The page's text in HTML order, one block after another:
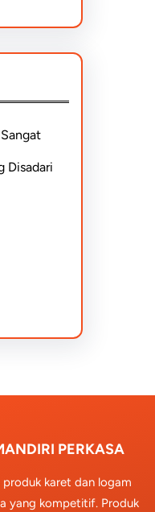
Disadari
PERKASA
karet dan logam
yang kompetitif. Produk